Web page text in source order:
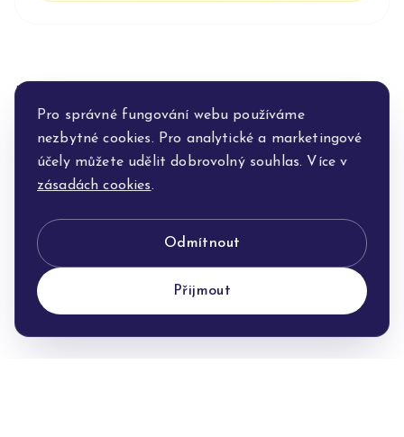
Pro správné fungování webu používáme
nezbytné cookies. Pro analytické a marketingové
účely můžete udělit dobrovolný souhlas. Více v
zásadách cookies.
Odmítnout
Přijmout
Další prodejny v regionu
České Budějovice - IGY Centrum
Mladá Boleslav - OC Olympia